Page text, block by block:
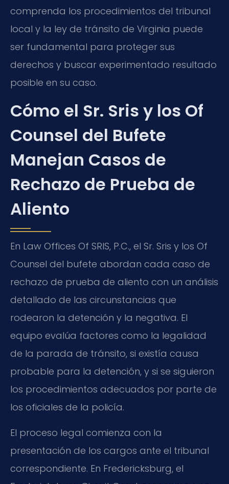
comprenda los procedimientos del tribunal
local y la ley de tránsito de Virginia puede
ser fundamental para proteger sus
derechos y buscar experimentado resultado
posible en su caso.
Cómo el Sr. Sris y los Of
Counsel del Bufete
Manejan Casos de
Rechazo de Prueba de
Aliento
En Law Offices Of SRIS, P.C., el Sr. Sris y los Of
Counsel del bufete abordan cada caso de
rechazo de prueba de aliento con un análisis
detallado de las circunstancias que
rodearon la detención y la negativa. El
equipo evalúa factores como la legalidad
de la parada de tránsito, si existía causa
probable para la detención, y si se siguieron
los procedimientos adecuados por parte de
los oficiales de la policía.
El proceso legal comienza con la
presentación de los cargos ante el tribunal
correspondiente. En Fredericksburg, el